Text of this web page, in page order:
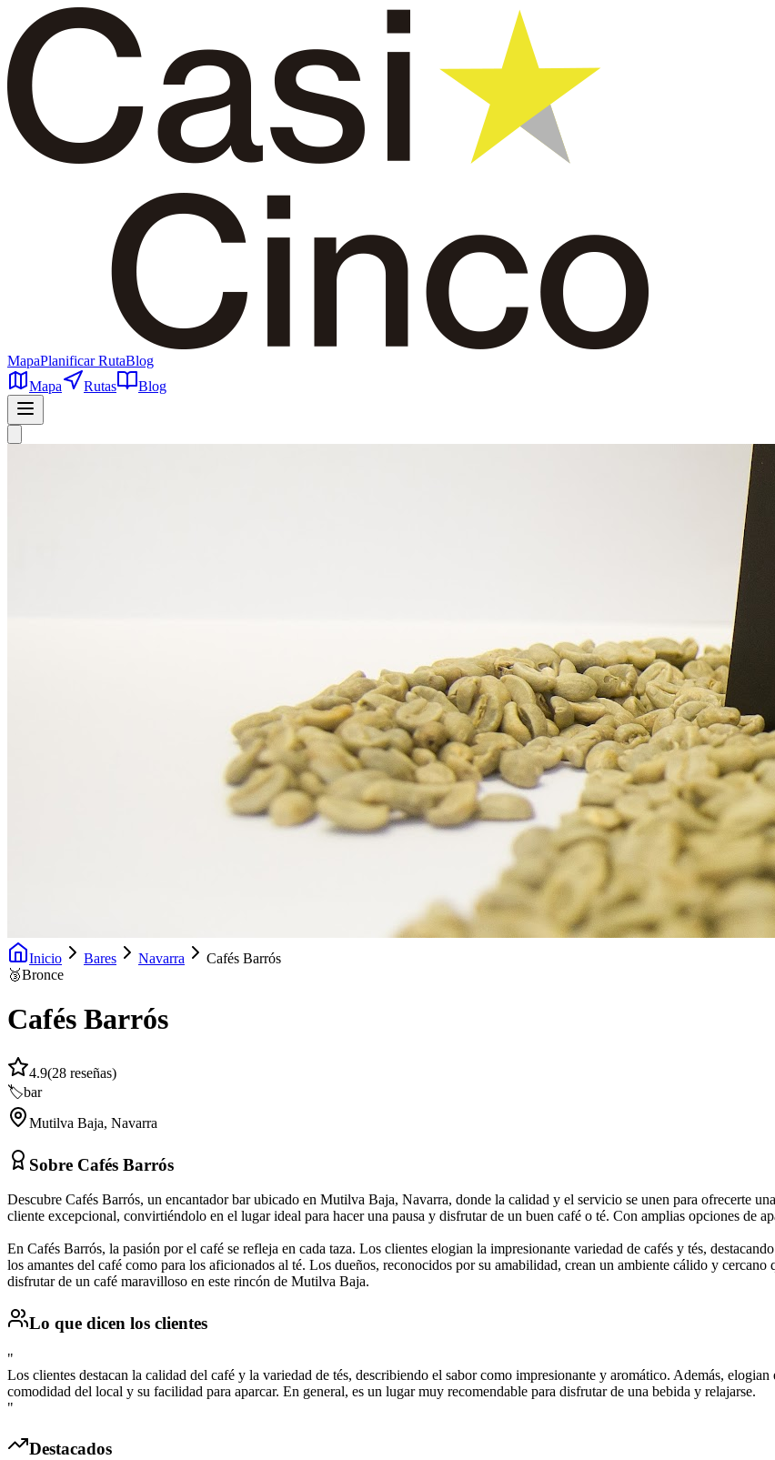
MapaPlanificar RutaBlog
Mapa
Rutas Blog
Inicio Bares Navarra
Cafés Barrós
🥉Bronce
Cafés Barrós
4.9(28 reseñas)
🏷️bar
Mutilva Baja, Navarra
Sobre Cafés Barrós
Descubre Cafés Barrós, un encantador bar ubicado en Mutilva Baja, Navarra, donde la calidad y el servicio se unen para ofrecerte
cliente excepcional, convirtiéndolo en el lugar ideal para hacer una pausa y disfrutar de un buen café o té. Con amplias opciones de
En Cafés Barrós, la pasión por el café se refleja en cada taza. Los clientes elogian la impresionante variedad de cafés y tés,
los amantes del café como para los aficionados al té. Los dueños, reconocidos por su amabilidad, crean un ambiente cálido y
disfrutar de un café maravilloso en este rincón de Mutilva Baja.
Lo que dicen los clientes
"
Los clientes destacan la calidad del café y la variedad de tés, describiendo el sabor como impresionante y aromático. Además,
comodidad del local y su facilidad para aparcar. En general, es un lugar muy recomendable para disfrutar de una bebida y relajarse.
"
Destacados